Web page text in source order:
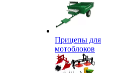
Прицепы для
мотоблоков